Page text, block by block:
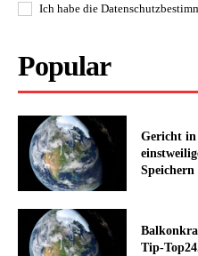
Ich habe die
Popular
Gericht in
Tip-